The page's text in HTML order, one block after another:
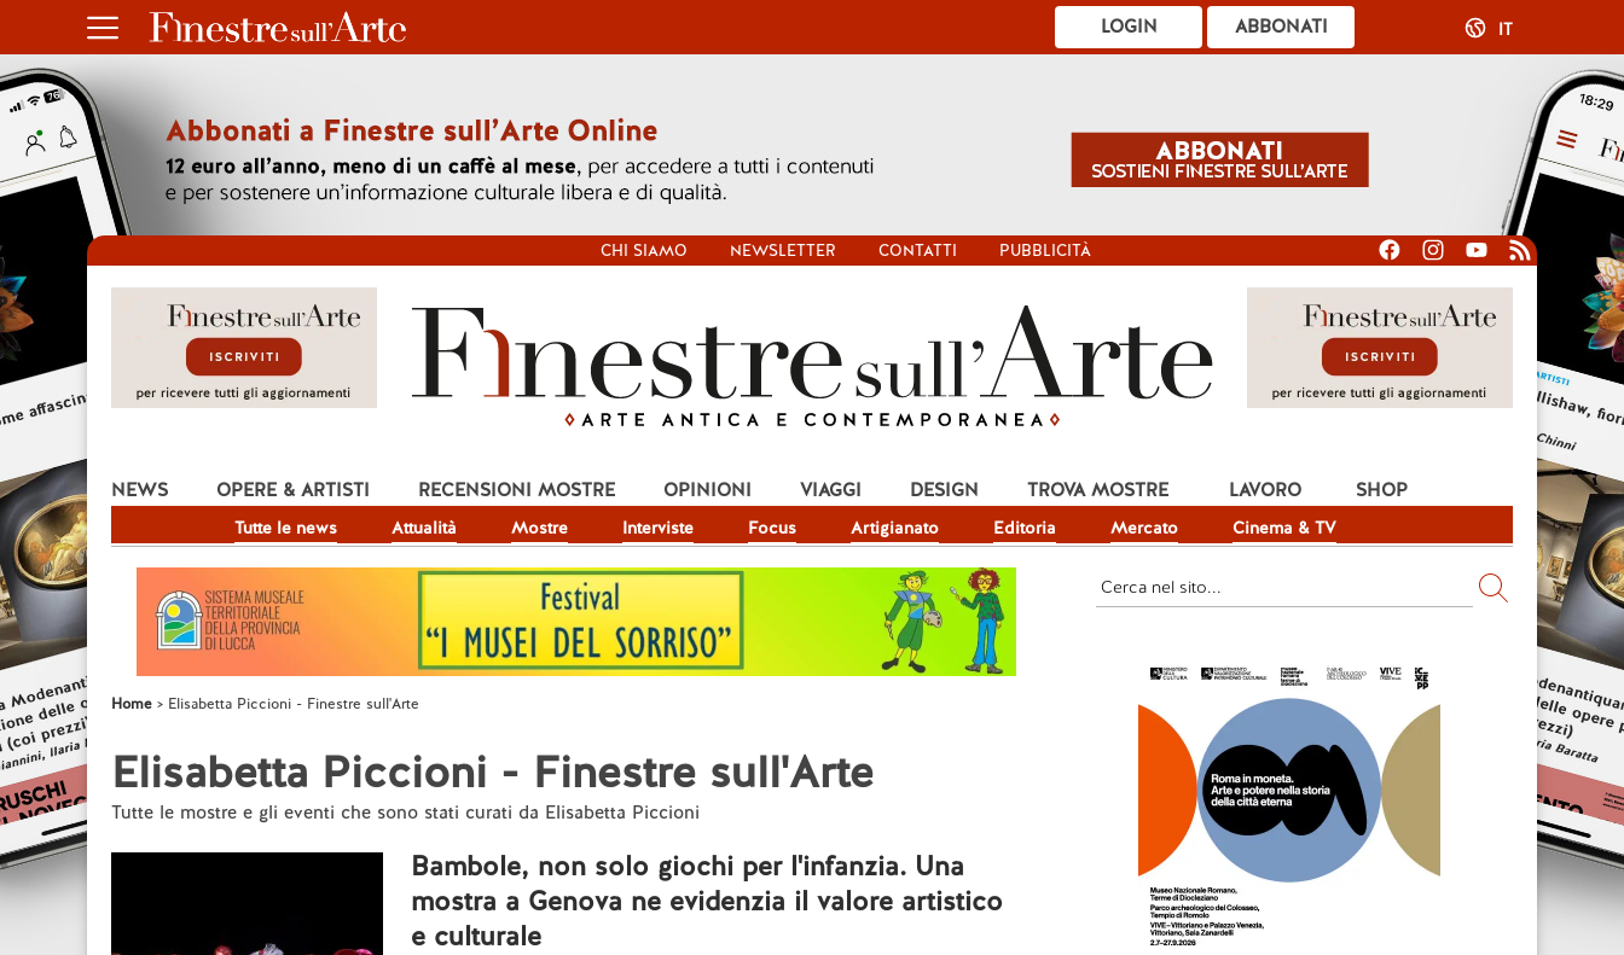
ABBONATI
LOGIN IT
CHI SIAMO NEWSLETTER CONTATTI PUBBLICITÀ
NEWS
Tutte le news Attualità Mostre Interviste Focus Artigianato Editoria Mercato Cinema & TV
OPERE & ARTISTI RECENSIONI MOSTRE OPINIONI VIAGGI DESIGN TROVA MOSTRE LAVORO SHOP
Home Elisabetta Piccioni - Finestre sull'Arte
Elisabetta Piccioni - Finestre sull'Arte
Tutte le mostre e gli eventi che sono stati curati da Elisabetta Piccioni
Bambole, non solo giochi per l'infanzia. Una
mostra a Genova ne evidenzia il valore artistico
e culturale